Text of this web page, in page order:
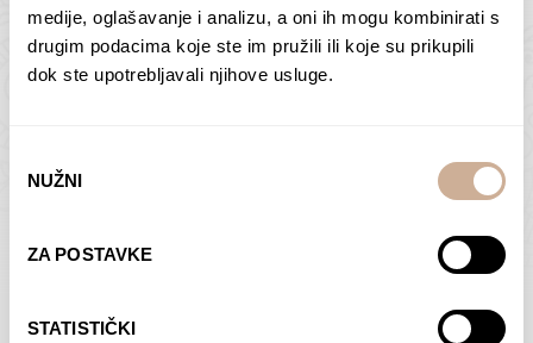
medije, oglašavanje i analizu, a oni ih mogu kombinirati s
drugim podacima koje ste im pružili ili koje su prikupili
dok ste upotrebljavali njihove usluge.
pristanka
NUŽNI
ZA POSTAVKE
STATISTIČKI
od
75,00 €
138,00 €
ODABERI OPCIJE
cijena:
od
ODABERI OPCIJE
Dolac
ODABERI OPCIJE
Moreškanti – sjena
€Raspon
od
ODABERI OPCIJE